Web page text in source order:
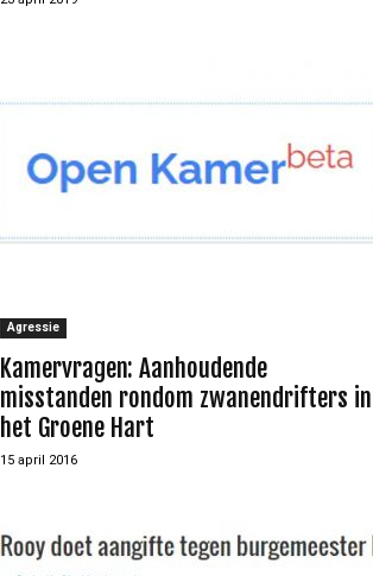
Agressie
Kamervragen: Aanhoudende
misstanden rondom zwanendrifters in
het Groene Hart
15 april 2016